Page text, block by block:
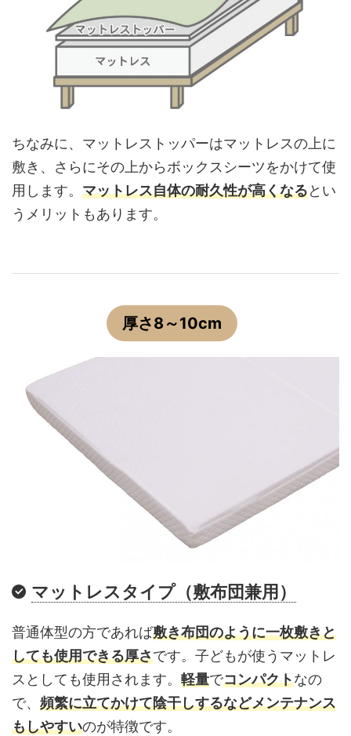
ちなみに、マットレストッパーはマットレスの上に
敷き、さらにその上からボックスシーツをかけて使
用します。 マットレス自体の耐久性が高くなるとい
うメリットもあります。
厚さ8～10cm
マットレスタイプ（敷布団兼用）
普通体型の方であれば敷き布団のように一枚敷きと
しても使用できる厚さです。子どもが使うマットレ
スとしても使用されます。 軽量でコンパクトなの
で、 頻繁に立てかけて陰干しするなどメンテナンス
もしやすいのが特徴です。